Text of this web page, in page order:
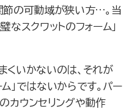
節の可動域が狭い方…。当
なスクワットのフォーム」
くいかないのは、それが
」ではないからです。パー
カウンセリングや動作